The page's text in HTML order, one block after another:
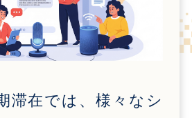
滞在では、様々なシ